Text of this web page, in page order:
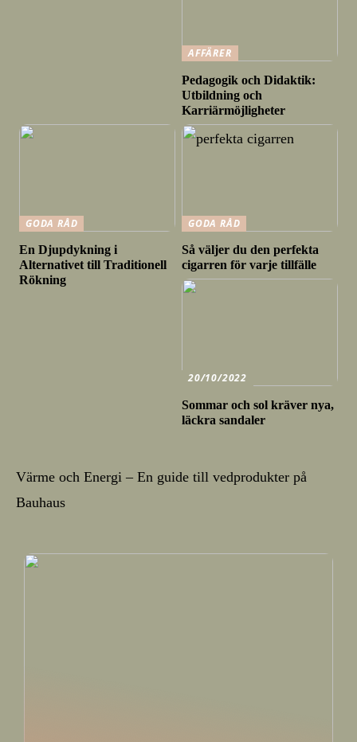
AFFÄRER
Pedagogik och Didaktik:
Utbildning och
Karriärmöjligheter
GODA RÅD
En Djupdykning i
Alternativet till Traditionell
Rökning
GODA RÅD
Så väljer du den perfekta
cigarren för varje tillfälle
20/10/2022
Sommar och sol kräver nya,
läckra sandaler
Värme och Energi – En guide till vedprodukter på
Bauhaus